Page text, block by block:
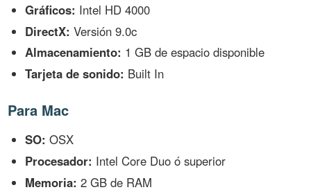
Gráficos: Intel HD 4000
DirectX: Versión 9.0c
Almacenamiento: 1 GB de espacio disponible
Tarjeta de sonido: Built In
Para Mac
SO: OSX
Procesador: Intel Core Duo ó superior
Memoria: 2 GB de RAM